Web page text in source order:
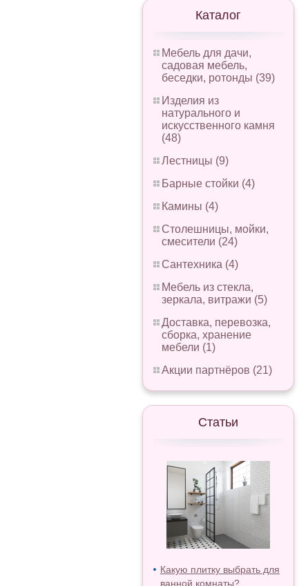
Каталог
Мебель для дачи,
садовая мебель,
беседки, ротонды (39)
Изделия из
натурального и
искусственного камня
(48)
Лестницы (9)
Барные стойки (4)
Камины (4)
Столешницы, мойки,
смесители (24)
Сантехника (4)
Мебель из стекла,
зеркала, витражи (5)
Доставка, перевозка,
сборка, хранение
мебели (1)
Акции партнёров (21)
Статьи
Какую плитку выбрать для
ванной комнаты?